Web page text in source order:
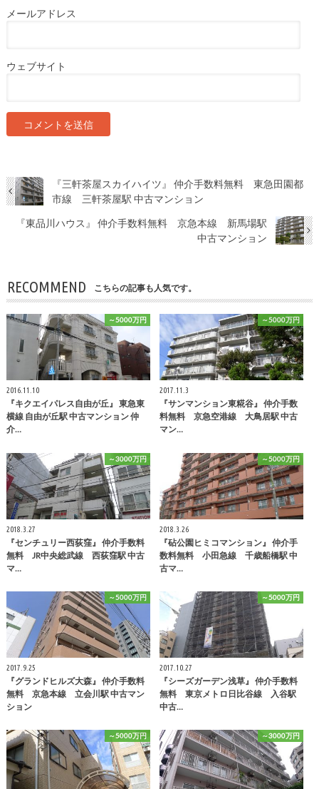
メールアドレス
ウェブサイト
『三軒茶屋スカイハイツ』 仲介手数料無料 東急田園都
市線 三軒茶屋駅 中古マンション
『東品川ハウス』 仲介手数料無料 京急本線 新馬場駅
中古マンション
RECOMMEND こちらの記事も人気です。
～5000万円
2016.11.10
『キクエイパレス自由が丘』 東急東
横線 自由が丘駅 中古マンション 仲
介…
～5000万円
2017.11.3
『サンマンション東糀谷』 仲介手数
料無料 京急空港線 大鳥居駅 中古
マン…
～3000万円
2018.3.27
『センチュリー西荻窪』 仲介手数料
無料 JR中央総武線 西荻窪駅 中古
マ…
～5000万円
2018.3.26
『砧公園ヒミコマンション』 仲介手
数料無料 小田急線 千歳船橋駅 中
古マ…
～5000万円
2017.9.25
『グランドヒルズ大森』 仲介手数料
無料 京急本線 立会川駅 中古マン
ション
～5000万円
2017.10.27
『シーズガーデン浅草』 仲介手数料
無料 東京メトロ日比谷線 入谷駅
中古…
～5000万円 ～3000万円